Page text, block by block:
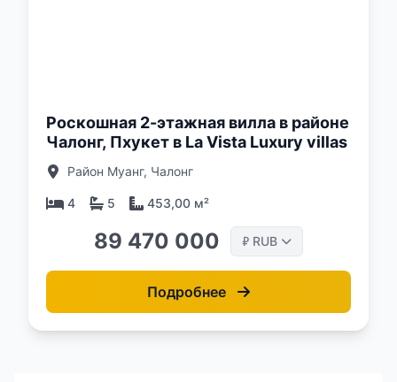
Роскошная 2-этажная вилла в районе
Чалонг, Пхукет в La Vista Luxury villas
Район Муанг, Чалонг
4 5 453,00 м²
89 470 000 ₽ RUB
Подробнее